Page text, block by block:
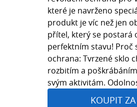
které je navrženo
produkt je víc než jen
přítel, který se postará
perfektním stavu! Proč
ochrana: Tvrzené sklo
rozbitím a
svým aktivitám.
KOUPIT